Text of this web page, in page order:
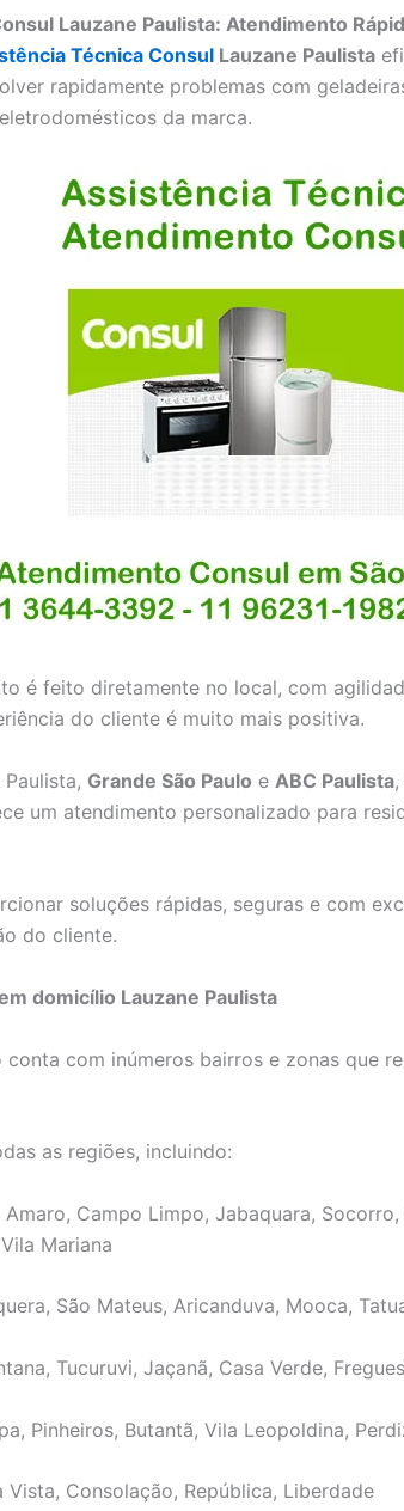
Lauzane Paulista: Atendimento
Técnica Consul Lauzane Paulista
rapidamente problemas com
da marca.
é feito diretamente no local, com
do cliente é muito mais positiva.
Grande São Paulo e ABC Paulista
um atendimento personalizado para
soluções rápidas, seguras e com
do cliente.
domicílio Lauzane Paulista
conta com inúmeros bairros e zonas que
as regiões, incluindo:
Amaro, Campo Limpo, Jabaquara,
Mariana
São Mateus, Aricanduva, Mooca,
Tucuruvi, Jaçanã, Casa Verde,
Pinheiros, Butantã, Vila Leopoldina,
Vista, Consolação, República, Liberdade